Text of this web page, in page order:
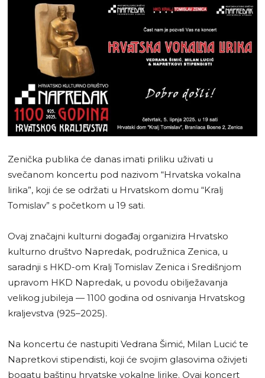
Zenička publika će danas imati priliku uživati u
svečanom koncertu pod nazivom “Hrvatska vokalna
lirika”, koji će se održati u Hrvatskom domu “Kralj
Tomislav” s početkom u 19 sati.
Ovaj značajni kulturni događaj organizira Hrvatsko
kulturno društvo Napredak, podružnica Zenica, u
saradnji s HKD-om Kralj Tomislav Zenica i Središnjom
upravom HKD Napredak, u povodu obilježavanja
velikog jubileja — 1100 godina od osnivanja Hrvatskog
kraljevstva (925–2025).
Na koncertu će nastupiti Vedrana Šimić, Milan Lucić te
Napretkovi stipendisti, koji će svojim glasovima oživjeti
bogatu baštinu hrvatske vokalne lirike. Ovaj koncert